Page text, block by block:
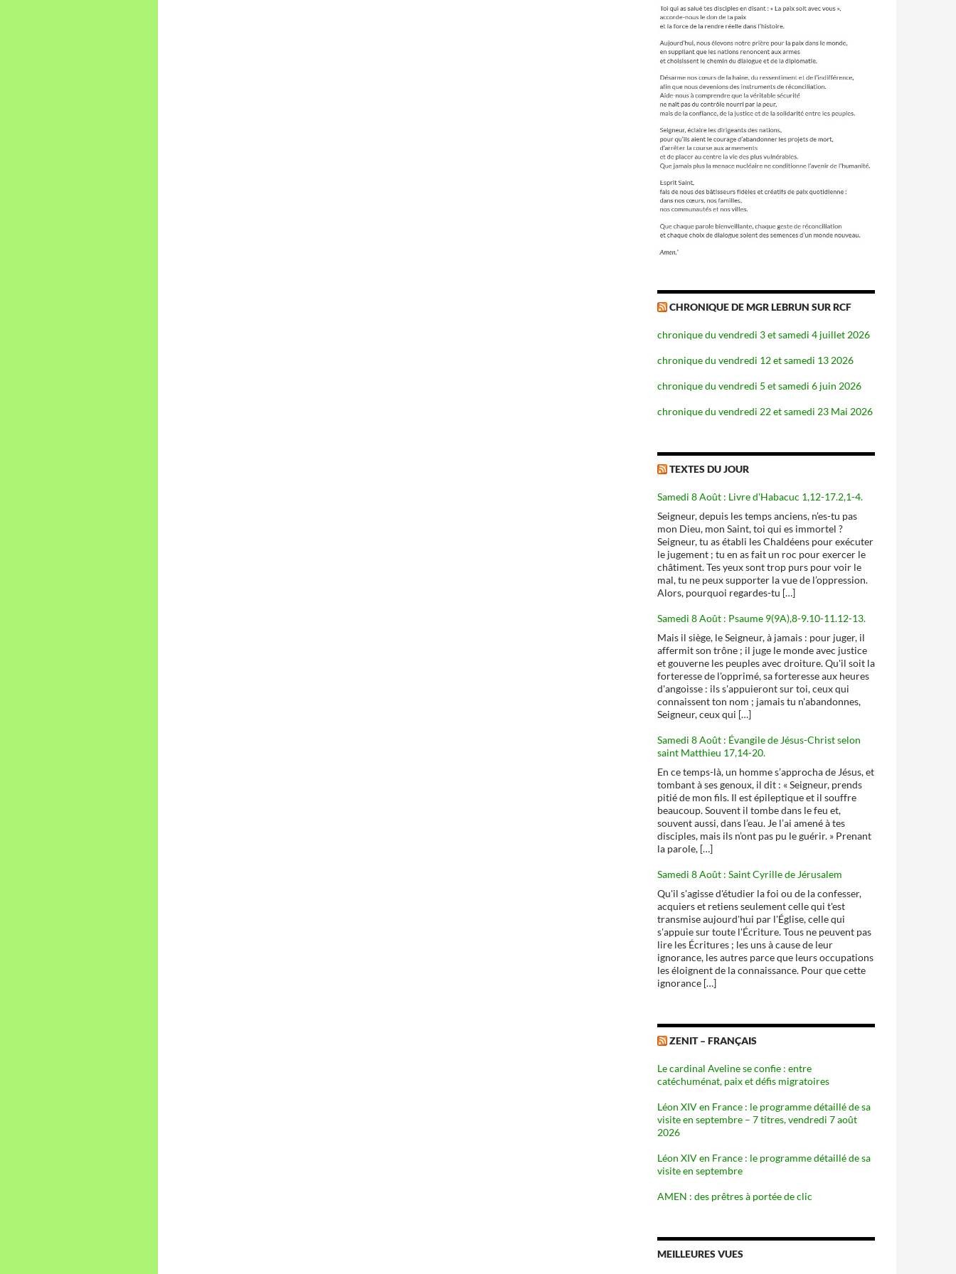
CHRONIQUE DE MGR LEBRUN SUR RCF
chronique du vendredi 3 et samedi 4 juillet 2026
chronique du vendredi 12 et samedi 13 2026
chronique du vendredi 5 et samedi 6 juin 2026
chronique du vendredi 22 et samedi 23 Mai 2026
TEXTES DU JOUR
Samedi 8 Août : Livre d'Habacuc 1,12-17.2,1-4.
Seigneur, depuis les temps anciens, n’es-tu pas
mon Dieu, mon Saint, toi qui es immortel ?
Seigneur, tu as établi les Chaldéens pour exécuter
le jugement ; tu en as fait un roc pour exercer le
châtiment. Tes yeux sont trop purs pour voir le
mal, tu ne peux supporter la vue de l’oppression.
Alors, pourquoi regardes-tu […]
Samedi 8 Août : Psaume 9(9A),8-9.10-11.12-13.
Mais il siège, le Seigneur, à jamais : pour juger, il
affermit son trône ; il juge le monde avec justice
et gouverne les peuples avec droiture. Qu'il soit la
forteresse de l'opprimé, sa forteresse aux heures
d'angoisse : ils s'appuieront sur toi, ceux qui
connaissent ton nom ; jamais tu n'abandonnes,
Seigneur, ceux qui […]
Samedi 8 Août : Évangile de Jésus-Christ selon
saint Matthieu 17,14-20.
En ce temps-là, un homme s’approcha de Jésus, et
tombant à ses genoux, il dit : « Seigneur, prends
pitié de mon fils. Il est épileptique et il souffre
beaucoup. Souvent il tombe dans le feu et,
souvent aussi, dans l’eau. Je l’ai amené à tes
disciples, mais ils n’ont pas pu le guérir. » Prenant
la parole, […]
Samedi 8 Août : Saint Cyrille de Jérusalem
Qu'il s'agisse d'étudier la foi ou de la confesser,
acquiers et retiens seulement celle qui t'est
transmise aujourd'hui par l'Église, celle qui
s'appuie sur toute l'Écriture. Tous ne peuvent pas
lire les Écritures ; les uns à cause de leur
ignorance, les autres parce que leurs occupations
les éloignent de la connaissance. Pour que cette
ignorance […]
ZENIT – FRANÇAIS
Le cardinal Aveline se confie : entre
catéchuménat, paix et défis migratoires
Léon XIV en France : le programme détaillé de sa
visite en septembre – 7 titres, vendredi 7 août
2026
Léon XIV en France : le programme détaillé de sa
visite en septembre
AMEN : des prêtres à portée de clic
MEILLEURES VUES